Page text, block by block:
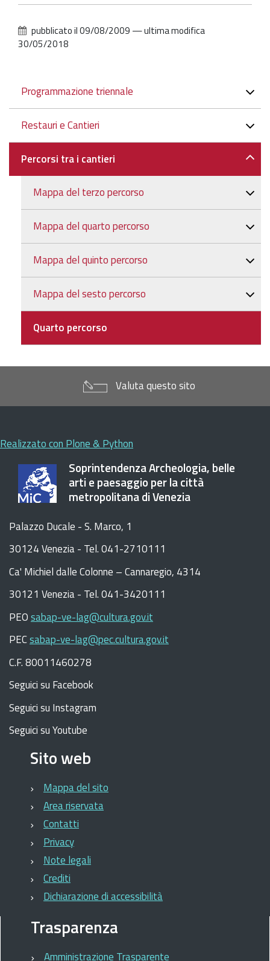
pubblicato il09/08/2009 —ultima modifica
30/05/2018
Navigazione
Programmazione triennale
Restauri e Cantieri
Percorsi tra i cantieri
Mappa del terzo percorso
Mappa del quarto percorso
Mappa del quinto percorso
Mappa del sesto percorso
Quarto percorso
Valuta questo sito
Realizzato con Plone & Python
Soprintendenza Archeologia, belle
arti e paesaggio per la città
metropolitana di Venezia
Palazzo Ducale - S. Marco, 1
30124 Venezia - Tel. 041-2710111
Ca' Michiel dalle Colonne – Cannaregio, 4314
30121 Venezia - Tel. 041-3420111
PEOsabap-ve-lag@cultura.gov.it
PECsabap-ve-lag@pec.cultura.gov.it
C.F. 80011460278
Seguici su Facebook
Seguici su Instagram
Seguici su Youtube
Sito web
Mappa del sito
Area riservata
Contatti
Privacy
Note legali
Crediti
Dichiarazione di accessibilità
Trasparenza
Amministrazione Trasparente